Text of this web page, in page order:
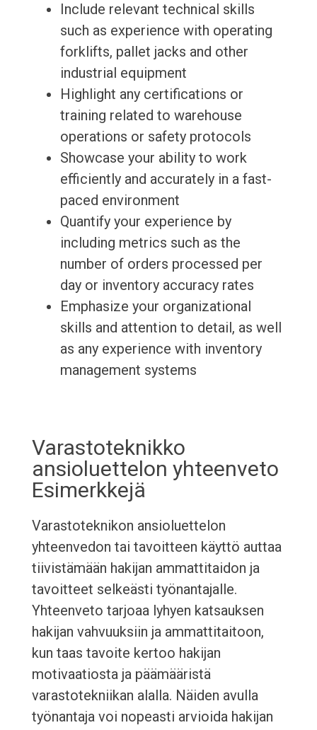
Include relevant technical skills
such as experience with operating
forklifts, pallet jacks and other
industrial equipment
Highlight any certifications or
training related to warehouse
operations or safety protocols
Showcase your ability to work
efficiently and accurately in a fast-
paced environment
Quantify your experience by
including metrics such as the
number of orders processed per
day or inventory accuracy rates
Emphasize your organizational
skills and attention to detail, as well
as any experience with inventory
management systems
Varastoteknikko
ansioluettelon yhteenveto
Esimerkkejä
Varastoteknikon ansioluettelon
yhteenvedon tai tavoitteen käyttö auttaa
tiivistämään hakijan ammattitaidon ja
tavoitteet selkeästi työnantajalle.
Yhteenveto tarjoaa lyhyen katsauksen
hakijan vahvuuksiin ja ammattitaitoon,
kun taas tavoite kertoo hakijan
motivaatiosta ja päämääristä
varastotekniikan alalla. Näiden avulla
työnantaja voi nopeasti arvioida hakijan